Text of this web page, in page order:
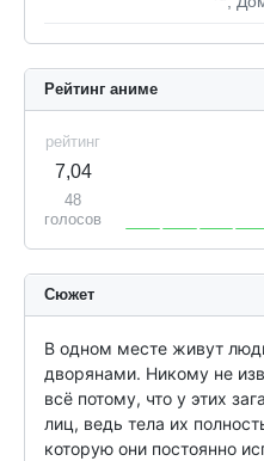
Рейтинг аниме
рейтинг
7,04
48
голосов
Сюжет
В одном месте живут
дворянами. Никому не
всё потому, что у этих
лиц, ведь тела их
которую они постоянно